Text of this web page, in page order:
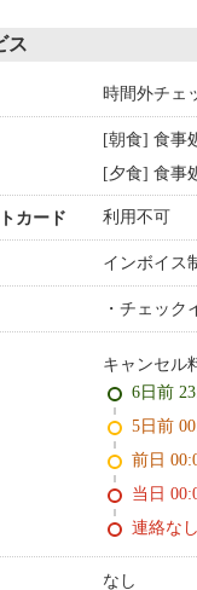
ス
時間外チェ
[朝食] 食事
[夕食] 食事
カード 利用不可
インボイス
チェック
キャンセル
6日前
5日
前日
当日
連絡な
なし